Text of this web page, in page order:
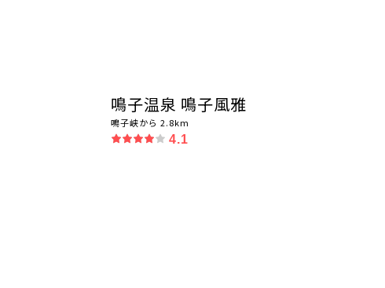
鳴子温泉 鳴子風雅
鳴子峡から 2.8km
4.1